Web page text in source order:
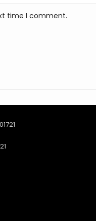
time I comment.